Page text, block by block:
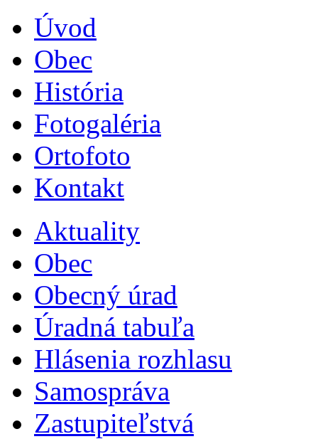
Úvod
Obec
História
Fotogaléria
Ortofoto
Kontakt
Aktuality
Obec
Obecný úrad
Úradná tabuľa
Hlásenia rozhlasu
Samospráva
Zastupiteľstvá